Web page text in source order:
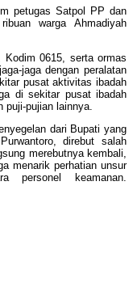
petugas Satpol PP dan
warga Ahmadiyah
Kodim 0615, serta ormas
jaga dengan peralatan
pusat aktivitas ibadah
di sekitar pusat ibadah
puji-pujian lainnya.
dari Bupati yang
direbut salah
merebutnya kembali,
menarik perhatian unsur
personel keamanan.